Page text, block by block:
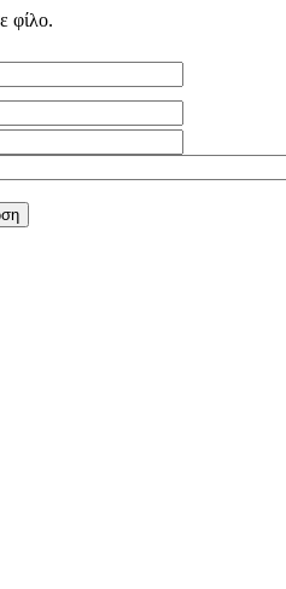
φίλο.